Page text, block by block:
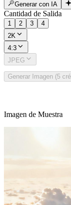
Generar con IA
Cantidad de Salida
1 2 3
4
2K
4:3
JPEG
Generar Imagen (5
Imagen de Muestra